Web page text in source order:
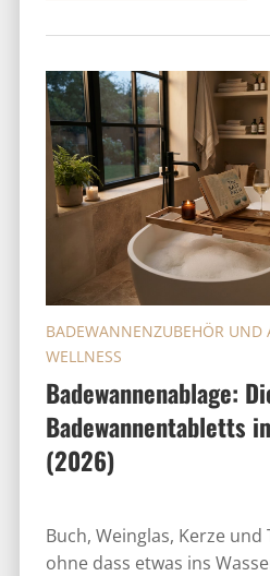
Badewannenablage:
Badewannentabletts
(2026)
BADEWANNENZUBEHÖR UND
WELLNESS
Buch, Weinglas, Kerze
ohne dass etwas ins